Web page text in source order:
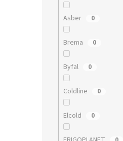
Asber 0
Brema 0
Byfal 0
Coldline 0
Elcold 0